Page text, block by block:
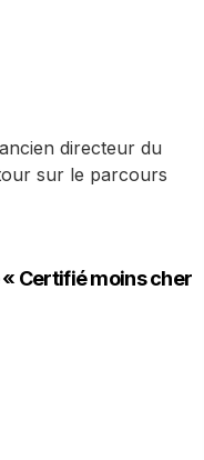
directeur du
sur le parcours
Certifié moins cher